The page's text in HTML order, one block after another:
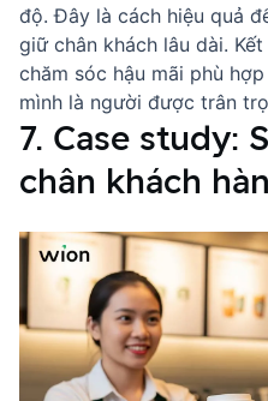
độ. Đây là cách hiệu quả
giữ chân khách lâu dài.
chăm sóc hậu mãi phù
mình là người được trân
7. Case study:
chân khách